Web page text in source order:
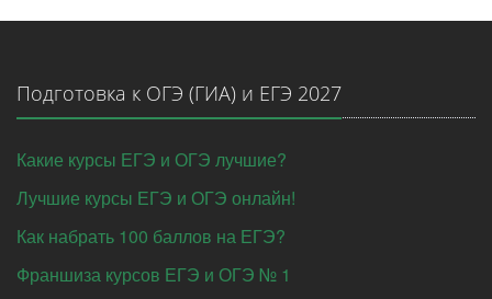
Подготовка к ОГЭ (ГИА) и ЕГЭ 2027
Какие курсы ЕГЭ и ОГЭ лучшие?
Лучшие курсы ЕГЭ и ОГЭ онлайн!
Как набрать 100 баллов на ЕГЭ?
Франшиза курсов ЕГЭ и ОГЭ № 1